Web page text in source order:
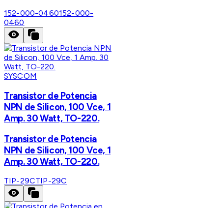
152-000-0460152-000-
0460
SYSCOM
Transistor de Potencia
NPN de Silicon, 100 Vce, 1
Amp. 30 Watt, TO-220.
Transistor de Potencia
NPN de Silicon, 100 Vce, 1
Amp. 30 Watt, TO-220.
TIP-29CTIP-29C